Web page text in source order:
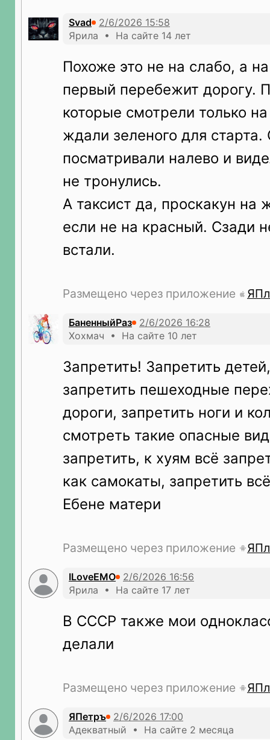
Svad
Ярила • На сайте 14 лет
Похоже это не на слабо, а
первый перебежит дорогу.
которые смотрели только
ждали зеленого для
посматривали налево и
не тронулись.
А таксист да, проскакун на
если не на красный. Сзади
встали.
Размещено через приложение
БаненныйРаз
Хохмач • На сайте 10 лет
Запретить! Запретить
запретить пешеходные
дороги, запретить ноги и
смотреть такие опасные
запретить, к хуям всё
как самокаты, запретить
Ебене матери
Размещено через приложение
ILoveEMO
Ярила • На сайте 17 лет
В СССР также мои
делали
Размещено через приложение
ЯПетръ
Адекватный • На сайте 2 месяца